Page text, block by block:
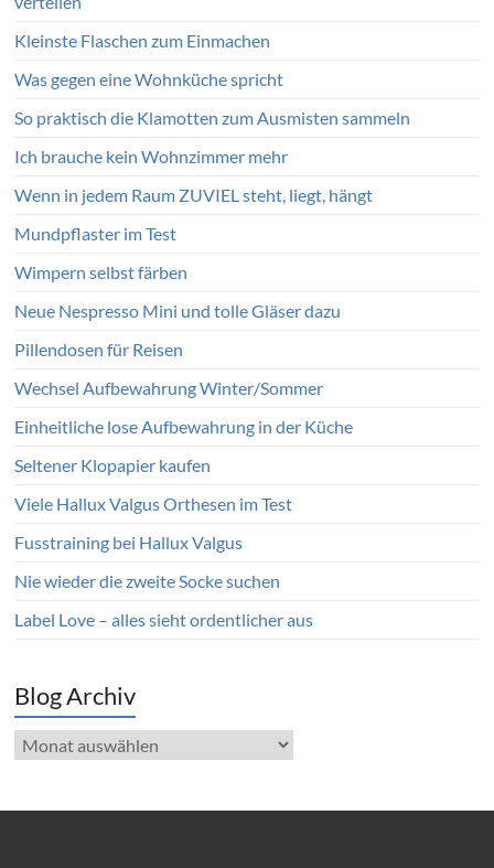
Kleinste Flaschen zum Einmachen
Was gegen eine Wohnküche spricht
So praktisch die Klamotten zum Ausmisten sammeln
Ich brauche kein Wohnzimmer mehr
Wenn in jedem Raum ZUVIEL steht, liegt, hängt
Mundpflaster im Test
Wimpern selbst färben
Neue Nespresso Mini und tolle Gläser dazu
Pillendosen für Reisen
Wechsel Aufbewahrung Winter/Sommer
Einheitliche lose Aufbewahrung in der Küche
Seltener Klopapier kaufen
Viele Hallux Valgus Orthesen im Test
Fusstraining bei Hallux Valgus
Nie wieder die zweite Socke suchen
Label Love – alles sieht ordentlicher aus
Blog Archiv
Blog
Archiv